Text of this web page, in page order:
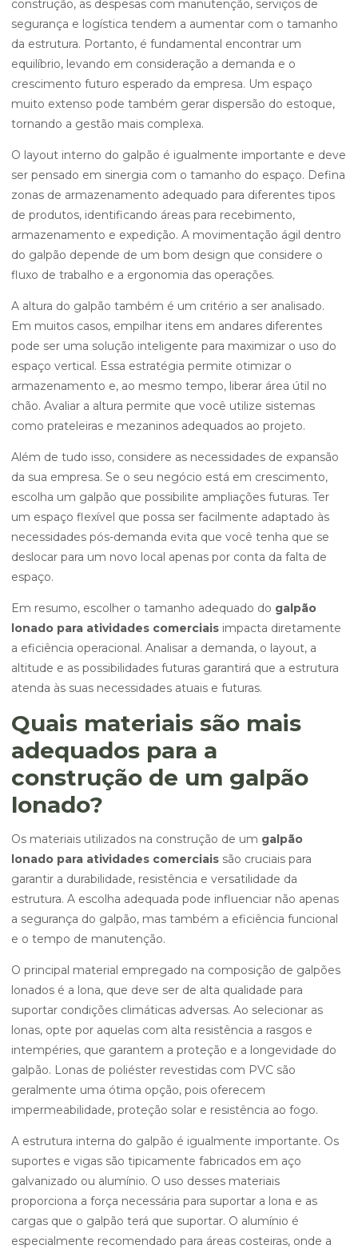
construção, as despesas com manutenção, serviços de
segurança e logística tendem a aumentar com o tamanho
da estrutura. Portanto, é fundamental encontrar um
equilíbrio, levando em consideração a demanda e o
crescimento futuro esperado da empresa. Um espaço
muito extenso pode também gerar dispersão do estoque,
tornando a gestão mais complexa.
O layout interno do galpão é igualmente importante e deve
ser pensado em sinergia com o tamanho do espaço. Defina
zonas de armazenamento adequado para diferentes tipos
de produtos, identificando áreas para recebimento,
armazenamento e expedição. A movimentação ágil dentro
do galpão depende de um bom design que considere o
fluxo de trabalho e a ergonomia das operações.
A altura do galpão também é um critério a ser analisado.
Em muitos casos, empilhar itens em andares diferentes
pode ser uma solução inteligente para maximizar o uso do
espaço vertical. Essa estratégia permite otimizar o
armazenamento e, ao mesmo tempo, liberar área útil no
chão. Avaliar a altura permite que você utilize sistemas
como prateleiras e mezaninos adequados ao projeto.
Além de tudo isso, considere as necessidades de expansão
da sua empresa. Se o seu negócio está em crescimento,
escolha um galpão que possibilite ampliações futuras. Ter
um espaço flexível que possa ser facilmente adaptado às
necessidades pós-demanda evita que você tenha que se
deslocar para um novo local apenas por conta da falta de
espaço.
Em resumo, escolher o tamanho adequado do galpão
lonado para atividades comerciais impacta diretamente
a eficiência operacional. Analisar a demanda, o layout, a
altitude e as possibilidades futuras garantirá que a estrutura
atenda às suas necessidades atuais e futuras.
Quais materiais são mais
adequados para a
construção de um galpão
lonado?
Os materiais utilizados na construção de um galpão
lonado para atividades comerciais são cruciais para
garantir a durabilidade, resistência e versatilidade da
estrutura. A escolha adequada pode influenciar não apenas
a segurança do galpão, mas também a eficiência funcional
e o tempo de manutenção.
O principal material empregado na composição de galpões
lonados é a lona, que deve ser de alta qualidade para
suportar condições climáticas adversas. Ao selecionar as
lonas, opte por aquelas com alta resistência a rasgos e
intempéries, que garantem a proteção e a longevidade do
galpão. Lonas de poliéster revestidas com PVC são
geralmente uma ótima opção, pois oferecem
impermeabilidade, proteção solar e resistência ao fogo.
A estrutura interna do galpão é igualmente importante. Os
suportes e vigas são tipicamente fabricados em aço
galvanizado ou alumínio. O uso desses materiais
proporciona a força necessária para suportar a lona e as
cargas que o galpão terá que suportar. O alumínio é
especialmente recomendado para áreas costeiras, onde a